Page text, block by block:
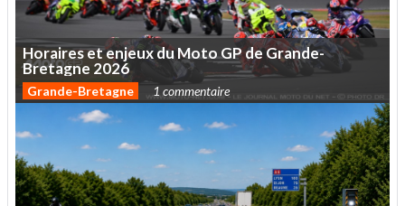
HorairesetenjeuxduMotoGPdeGrande-
Bretagne 2026
Grande-Bretagne 1 commentaire